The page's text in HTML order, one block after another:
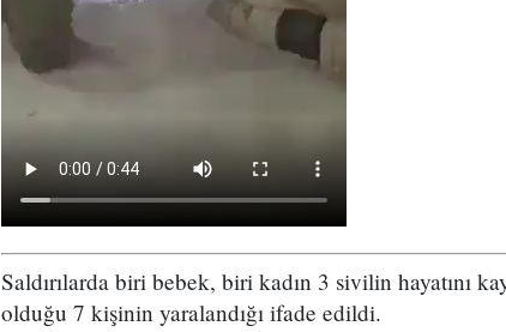
Saldırılarda biri bebek, biri kadın 3 sivilin hayatını
olduğu 7 kişinin yaralandığı ifade edildi.